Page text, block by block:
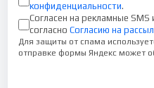
конфиденциальности.
Согласен на рекламные
согласно Согласию на
Для защиты от спама
отправке формы Яндекс может